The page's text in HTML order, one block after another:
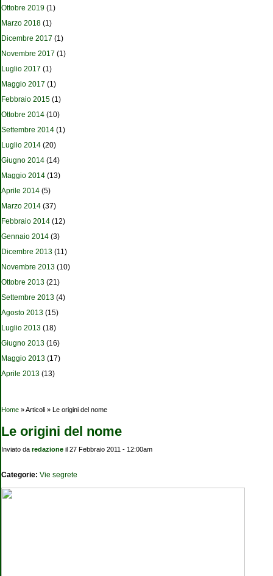
Ottobre 2019 (1)
Marzo 2018 (1)
Dicembre 2017 (1)
Novembre 2017 (1)
Luglio 2017 (1)
Maggio 2017 (1)
Febbraio 2015 (1)
Ottobre 2014 (10)
Settembre 2014 (1)
Luglio 2014 (20)
Giugno 2014 (14)
Maggio 2014 (13)
Aprile 2014 (5)
Marzo 2014 (37)
Febbraio 2014 (12)
Gennaio 2014 (3)
Dicembre 2013 (11)
Novembre 2013 (10)
Ottobre 2013 (21)
Settembre 2013 (4)
Agosto 2013 (15)
Luglio 2013 (18)
Giugno 2013 (16)
Maggio 2013 (17)
Aprile 2013 (13)
Tu sei qui
Home » Articoli » Le origini del nome
Le origini del nome
Inviato da redazione il 27 Febbraio 2011 - 12:00am
Categorie: Vie segrete